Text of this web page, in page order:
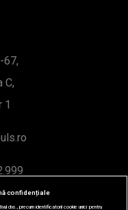
67,
C,
1
confidențiale
dvs., precum identificatorii cookie unici pentru